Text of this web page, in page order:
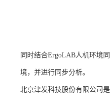
同时结合ErgoLAB人机环境
境，并进行同步分析。
北京津发科技股份有限公司